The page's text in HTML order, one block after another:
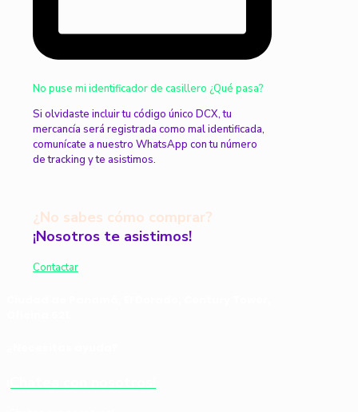
No puse mi identificador de casillero ¿Qué pasa?
Si olvidaste incluir tu código único DCX, tu
mercancía será registrada como mal identificada,
comunícate a nuestro WhatsApp con tu número
de tracking y te asistimos.
¿No sabes cómo comprar?
¡Nosotros te asistimos!
Contactar